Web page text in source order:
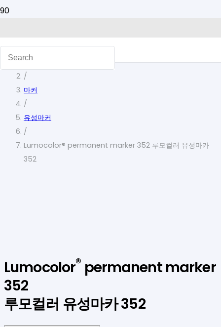
홈
/
마커
/
유성마커
/
Lumocolor® permanent marker 352 루모컬러 유성마카
352
Lumocolor® permanent marker
352
루모컬러 유성마카 352